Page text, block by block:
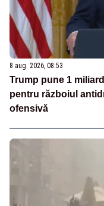
8 aug. 2026, 08:53
Trump pune 1
pentru războiul
ofensivă